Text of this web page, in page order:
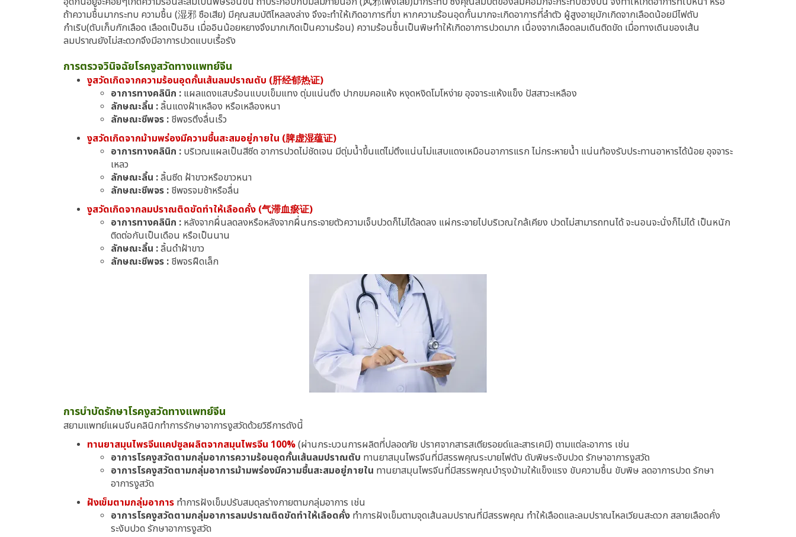
ถ้าความชื้นมากระทบ ความชื้น (湿邪 ซือเสีย) มีคุณสมบัติไหลลงล่าง จึงจะทำให้เกิดอาการที่ขา หากความร้อนอุดกั้นมากจะเกิดอาการที่ลำตัว ผู้สูงอายุมักเกิดจากเลือดน้อยมีไฟตับ
กำเริบ(ตับเก็บกักเลือด เลือดเป็นอิน เมื่ออินน้อยหยางจึงมากเกิดเป็นความร้อน) ความร้อนชื้นเป็นพิษทำให้เกิดอาการปวดมาก เนื่องจากเลือดลมเดินติดขัด เมื่อทางเดินของเส้น
ลมปราณยังไม่สะดวกจึงมีอาการปวดแบบเรื้อรัง
การตรวจวินิจฉัยโรคงูสวัดทางแพทย์จีน
งูสวัดเกิดจากความร้อนอุดกั้นเส้นลมปราณตับ (肝经郁热证)
อาการทางคลินิก : แผลแดงแสบร้อนแบบเข็มแทง ตุ่มแน่นตึง ปากขมคอแห้ง หงุดหงิดโมโหง่าย อุจจาระแห้งแข็ง ปัสสาวะเหลือง
ลักษณะลิ้น :ลิ้นแดงฝ้าเหลือง หรือเหลืองหนา
ลักษณะชีพจร : ชีพจรตึงลื่นเร็ว
งูสวัดเกิดจากม้ามพร่องมีความชื้นสะสมอยู่ภายใน (脾虚湿蕴证)
อาการทางคลินิก : บริเวณแผลเป็นสีซีด อาการปวดไม่ชัดเจน มีตุ่มน้ำขึ้นแต่ไม่ตึงแน่นไม่แสบแดงเหมือนอาการแรก ไม่กระหายน้ำ แน่นท้องรับประทานอาหารได้น้อย อุจจาระ
เหลว
ลักษณะลิ้น :ลิ้นซีด ฝ้าขาวหรือขาวหนา
ลักษณะชีพจร : ชีพจรจมช้าหรือลื่น
งูสวัดเกิดจากลมปราณติดขัดทำให้เลือดคั่ง (气滞血瘀证)
อาการทางคลินิก : หลังจากผื่นลดลงหรือหลังจากผื่นกระจายตัวความเจ็บปวดก็ไม่ได้ลดลง แผ่กระจายไปบริเวณใกล้เคียง ปวดไม่สามารถทนได้ จะนอนจะนั่งก็ไม่ได้ เป็นหนัก
ติดต่อกันเป็นเดือน หรือเป็นนาน
ลักษณะลิ้น :ลิ้นดำฝ้าขาว
ลักษณะชีพจร : ชีพจรฝืดเล็ก
การบำบัดรักษาโรคงูสวัดทางแพทย์จีน
สยามแพทย์แผนจีนคลินิกทำการรักษาอาการงูสวัดด้วยวิธีการดังนี้
ทานยาสมุนไพรจีนแคปซูลผลิตจากสมุนไพรจีน 100%(ผ่านกระบวนการผลิตที่ปลอดภัย ปราศจากสารสเตียรอยด์และสารเคมี) ตามแต่ละอาการ เช่น
อาการโรคงูสวัดตามกลุ่มอาการความร้อนอุดกั้นเส้นลมปราณตับ ทานยาสมุนไพรจีนที่มีสรรพคุณระบายไฟตับ ดับพิษระงับปวด รักษาอาการงูสวัด
อาการโรคงูสวัดตามกลุ่มอาการม้ามพร่องมีความชื้นสะสมอยู่ภายใน ทานยาสมุนไพรจีนที่มีสรรพคุณบำรุงม้ามให้แข็งแรง ขับความชื้น ขับพิษ ลดอาการปวด รักษา
อาการงูสวัด
ฝังเข็มตามกลุ่มอาการ ทำการฝังเข็มปรับสมดุลร่างกายตามกลุ่มอาการ เช่น
อาการโรคงูสวัดตามกลุ่มอาการลมปราณติดขัดทำให้เลือดคั่ง ทำการฝังเข็มตามจุดเส้นลมปราณที่มีสรรพคุณ ทำให้เลือดและลมปราณไหลเวียนสะดวก สลายเลือดคั่ง
ระงับปวด รักษาอาการงูสวัด